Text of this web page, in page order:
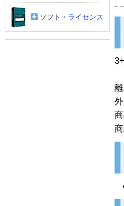
ソフト・ライセンス